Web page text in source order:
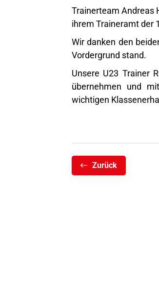
Trainerteam Andreas
ihrem Traineramt der
Wir danken den
Vordergrund stand.
Unsere U23 Trainer
übernehmen und
wichtigen
Zurück